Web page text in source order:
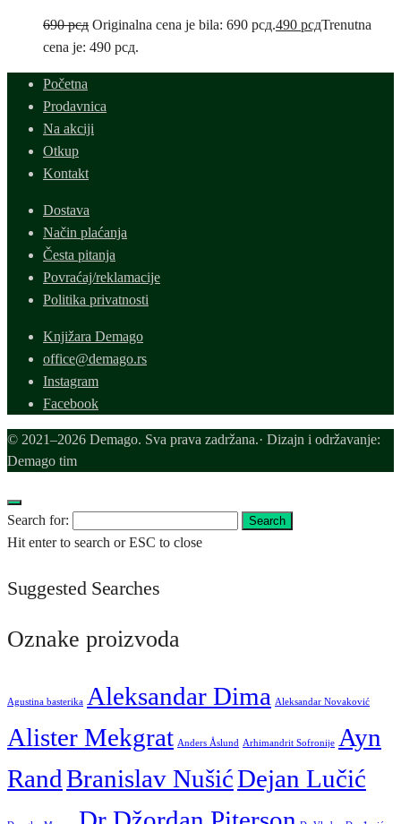
690рсд Originalna cena je bila: 690 рсд.490 рсдTrenutna
cena je: 490 рсд.
Početna
Prodavnica
Na akciji
Otkup
Kontakt
Dostava
Način plaćanja
Česta pitanja
Povraćaj/reklamacije
Politika privatnosti
Knjižara Demago
office@demago.rs
Instagram
Facebook
© 2021–2026 Demago. Sva prava zadržana.· Dizajn i održavanje:
Demago tim
Search for: Search
Hit enter to search or ESC to close
Suggested Searches
Oznake proizvoda
Agustina basterika Aleksandar Dima Aleksandar Novaković
Alister Mekgrat Anders Åslund Arhimandrit Sofronije Ayn
RandBranislav NušićDejan Lučić